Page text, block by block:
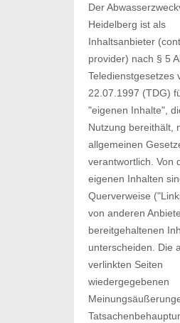
Der
Heidelberg ist als
Inhaltsanbieter
provider) nach § 5
Teledienstgesetzes
22.07.1997 (TDG)
"eigenen Inhalte",
Nutzung bereithält,
allgemeinen
verantwortlich. Von
eigenen Inhalten
Querverweise
von anderen
bereitgehaltenen
unterscheiden. Die
verlinkten Seiten
wiedergegebenen